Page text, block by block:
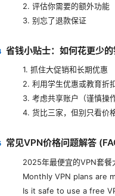
2. 评估你需要的额外功能
3. 别忘了退款保证
省钱小贴士：如何花更少
1. 抓住大促销和长期优惠
2. 利用学生优惠或教育折
3. 考虑共享账户（谨慎操作
4. 货比三家，但别只看价
常见VPN价格问题解答
2025年最便宜的VPN套餐
Monthly VPN plans are
Is it safe to use a free